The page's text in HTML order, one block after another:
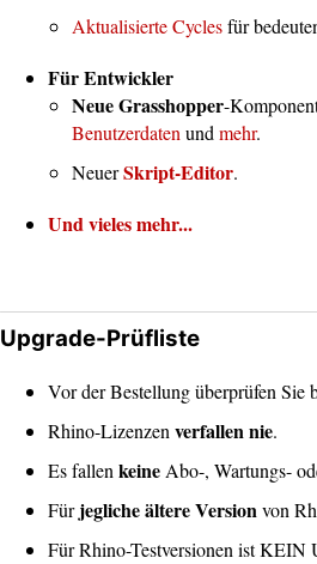
Aktualisierte Cyclesfür
Für Entwickler
Neue Grasshopper-
Benutzerdaten und mehr.
NeuerSkript-Editor.
Und vieles mehr...
Upgrade-Prüfliste
Vor der Bestellung überprüfen Sie
Rhino-Lizenzen verfallen nie.
Es fallen keine Abo-, Wartungs-
Fürjegliche ältere Versionvon
Für Rhino-Testversionen ist KEIN